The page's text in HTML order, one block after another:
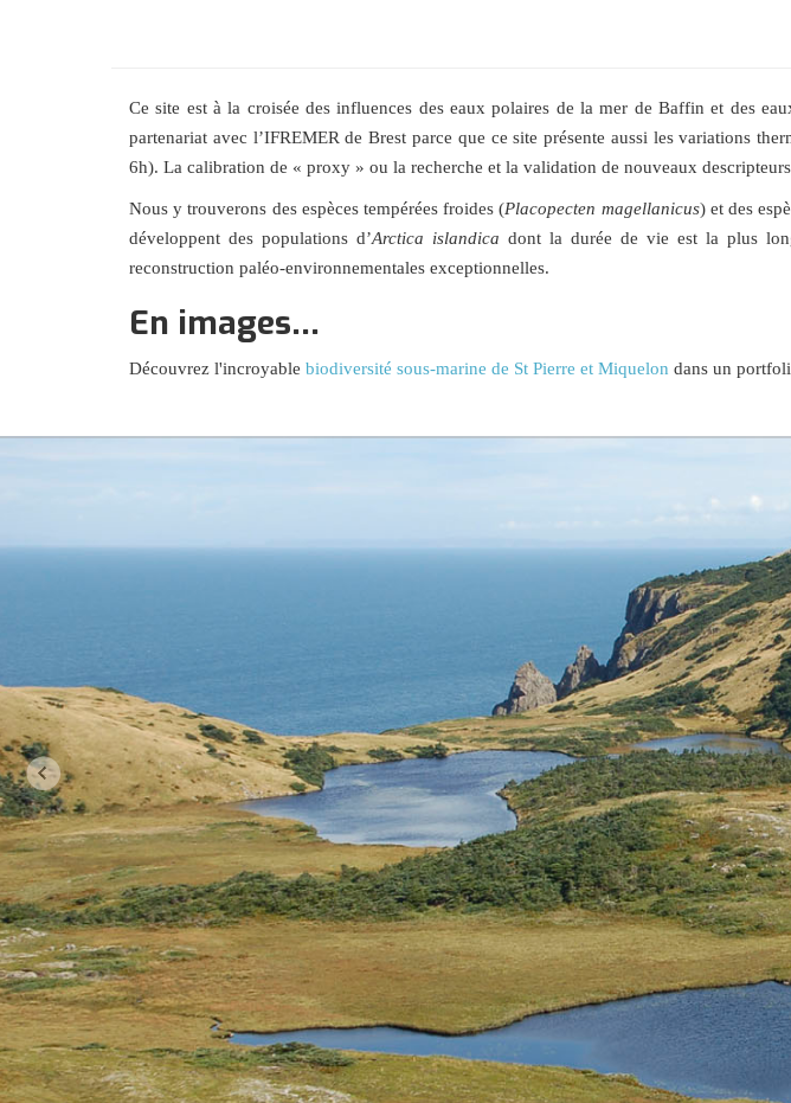
Ce site est à la croisée des influences des eaux polaires de la mer de Baffin et des
partenariat avec l’IFREMER de Brest parce que ce site présente aussi les variations
6h). La calibration de « proxy » ou la recherche et la validation de nouveaux
Nous y trouverons des espèces tempérées froides (Placopecten magellanicus) et des
développent des populations d’Arctica islandica dont la durée de vie est la plus
reconstruction paléo-environnementales exceptionnelles.
En images...
Découvrez l'incroyable biodiversité sous-marine de St Pierre et Miquelon dans un